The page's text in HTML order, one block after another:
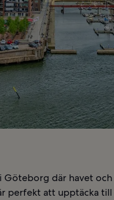
Göteborg där havet
perfekt att upptäcka